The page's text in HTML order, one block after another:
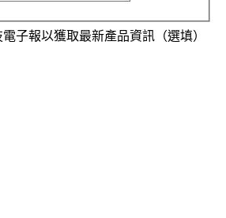
子報以獲取最新產品資訊（選填）